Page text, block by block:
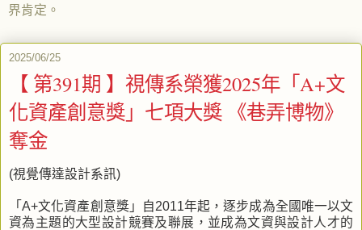
界肯定。
2025/06/25
【 第391期 】視傳系榮獲2025年「A+文
化資產創意獎」七項大獎 《巷弄博物》
奪金
(視覺傳達設計系訊)
「A+文化資產創意獎」自2011年起，逐步成為全國唯一以文
資為主題的大型設計競賽及聯展，並成為文資與設計人才的